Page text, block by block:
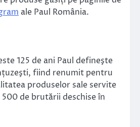
ale Paul România.
125 de ani Paul defineşte
fiind renumit pentru
produselor sale servite
500 de brutării deschise în